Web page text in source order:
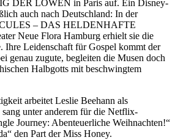
DER LÖWEN in Paris auf. Ein Disney-
auch nach Deutschland: In der
– DAS HELDENHAFTE
Neue Flora Hamburg erhielt sie die
Ihre Leidenschaft für Gospel kommt der
genau zugute, begleiten die Musen doch
Halbgotts mit beschwingtem
arbeitet Leslie Beehann als
unter anderem für die Netflix-
Journey: Abenteuerliche Weihnachten!“
den Part der Miss Honey.